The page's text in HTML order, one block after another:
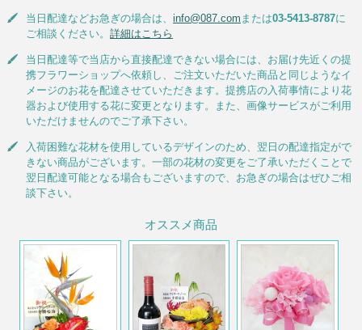
当日配達などお急ぎの場合は、 info@087.com または03-5413-8787に
ご相談ください。 詳細はこちら
当日配達等で当店から直接配達できない場合には、お届け先近くの提
携フラワーショップへ依頼し、ご注文いただいた商品と同じようなイ
メージのお花を配達させていただきます。提携店の入荷事情により花
器および使用する花に変更となります。また、画像サービスがご利用
いただけませんのでご了承下さい。
入荷困難な花材を使用しているデザインのため、翌日の配達指定がで
きない商品がございます。一部の花材の変更をご了承いただくことで
翌日配達可能となる場合もございますので、お急ぎの場合はぜひご相
談下さい。
オススメ商品